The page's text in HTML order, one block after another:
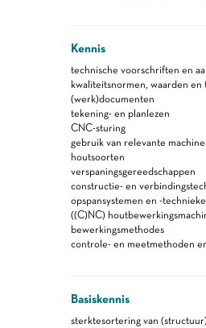
Kennis
technische voorschriften en
kwaliteitsnormen, waarden en
(werk)documenten
tekening- en planlezen
CNC-sturing
gebruik van relevante
houtsoorten
verspaningsgereedschappen
constructie- en
opspansystemen en -
((C)NC)
bewerkingsmethodes
controle- en meetmethoden
Basiskennis
sterktesortering van